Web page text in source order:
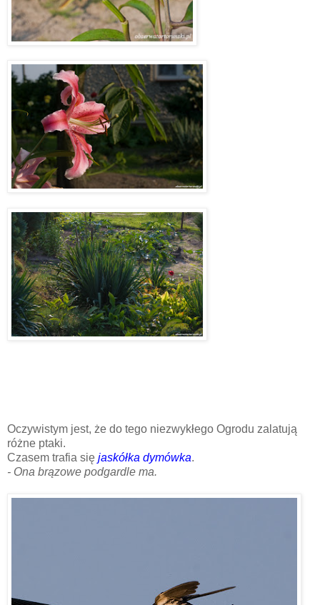
Oczywistym jest, że do tego niezwykłego Ogrodu zalatują
różne ptaki.
Czasem trafia się jaskółka dymówka.
- Ona brązowe podgardle ma.